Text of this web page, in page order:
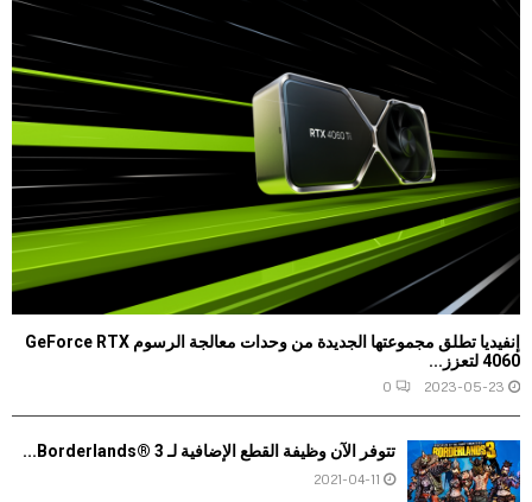
إنفيديا تطلق مجموعتها الجديدة من وحدات معالجة الرسوم GeForce RTX
4060 لتعزز...
2023-05-23
0
تتوفر الآن وظيفة القطع الإضافية لـ Borderlands® 3...
2021-04-11